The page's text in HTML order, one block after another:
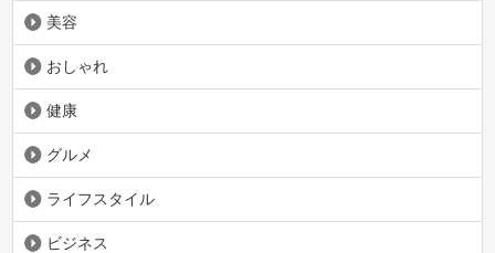
美容
おしゃれ
健康
グルメ
ライフスタイル
ビジネス